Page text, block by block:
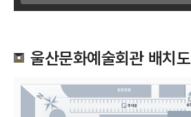
전화
052-275-9623
울산문화예술회관 배치도